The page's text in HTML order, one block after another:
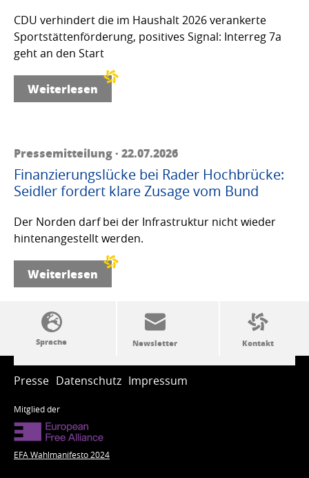
CDU verhindert die im Haushalt 2026 verankerte
Sportstättenförderung, positives Signal: Interreg 7a
geht an den Start
Weiterlesen
Pressemitteilung · 22.07.2026
Finanzierungslücke bei Rader Hochbrücke:
Seidler fordert klare Zusage vom Bund
Der Norden darf bei der Infrastruktur nicht wieder
hintenangestellt werden.
Weiterlesen
SSW-Politik von A bis Z
Presse Datenschutz Impressum
Mitglied der
EFA Wahlmanifesto 2024